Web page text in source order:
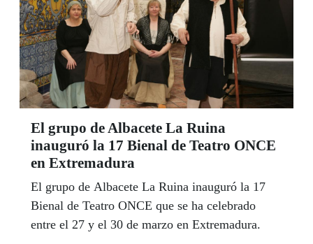
@once.es, o por Teléfono 667154008
El grupo de Albacete La Ruina
inauguró la 17 Bienal de Teatro ONCE
en Extremadura
El grupo de Albacete La Ruina inauguró la 17
Bienal de Teatro ONCE que se ha celebrado
entre el 27 y el 30 de marzo en Extremadura.